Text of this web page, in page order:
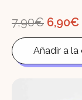
7,90€ El
precio
original
era:
7,90€.
6,90€El
Añadir a la